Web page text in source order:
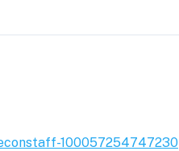
100057254747230